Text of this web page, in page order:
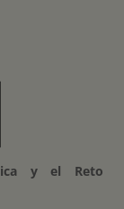
y el Reto